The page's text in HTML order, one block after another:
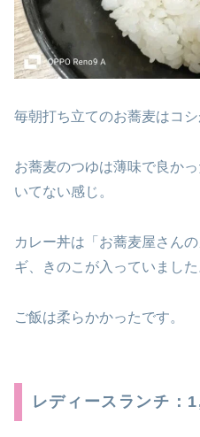
毎朝打ち立てのお蕎麦はコ
お蕎麦のつゆは薄味で良か
いてない感じ。
カレー丼は「お蕎麦屋さん
ギ、きのこが入っていました
ご飯は柔らかかったです。
レディースランチ：